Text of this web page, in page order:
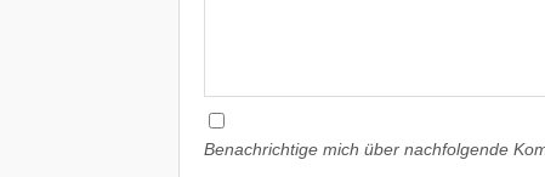
Benachrichtige mich über nachfolgende